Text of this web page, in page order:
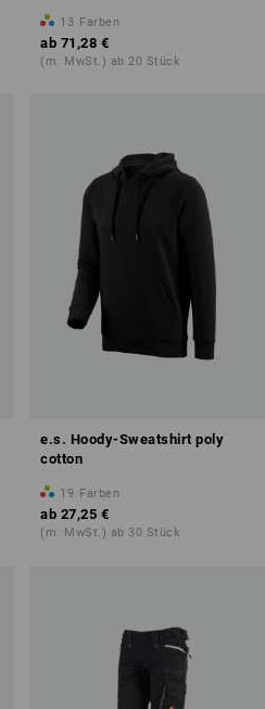
13 Farben
ab 71,28 €
(m. MwSt.) ab 20 Stück
e.s. Hoody-Sweatshirt poly
cotton
19 Farben
ab 27,25 €
(m. MwSt.) ab 30 Stück